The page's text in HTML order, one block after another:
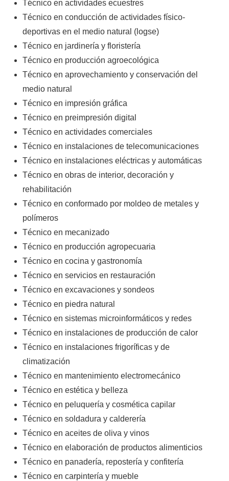
Técnico en actividades ecuestres
Técnico en conducción de actividades físico-
deportivas en el medio natural (logse)
Técnico en jardinería y floristería
Técnico en producción agroecológica
Técnico en aprovechamiento y conservación del
medio natural
Técnico en impresión gráfica
Técnico en preimpresión digital
Técnico en actividades comerciales
Técnico en instalaciones de telecomunicaciones
Técnico en instalaciones eléctricas y automáticas
Técnico en obras de interior, decoración y
rehabilitación
Técnico en conformado por moldeo de metales y
polímeros
Técnico en mecanizado
Técnico en producción agropecuaria
Técnico en cocina y gastronomía
Técnico en servicios en restauración
Técnico en excavaciones y sondeos
Técnico en piedra natural
Técnico en sistemas microinformáticos y redes
Técnico en instalaciones de producción de calor
Técnico en instalaciones frigoríficas y de
climatización
Técnico en mantenimiento electromecánico
Técnico en estética y belleza
Técnico en peluquería y cosmética capilar
Técnico en soldadura y calderería
Técnico en aceites de oliva y vinos
Técnico en elaboración de productos alimenticios
Técnico en panadería, repostería y confitería
Técnico en carpintería y mueble